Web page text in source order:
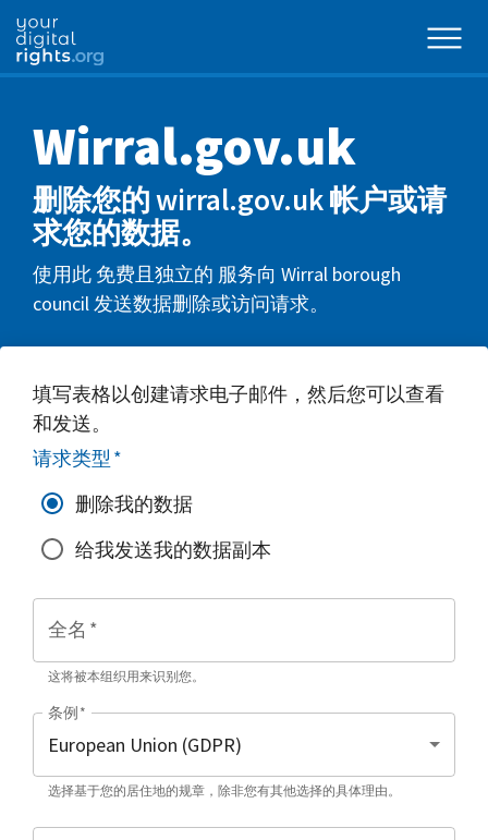
Wirral.gov.uk
删除您的 wirral.gov.uk 帐户或请
求您的数据。
使用此 免费且独立的 服务向 Wirral borough
council 发送数据删除或访问请求。
填写表格以创建请求电子邮件，然后您可以查看
和发送。
请求类型 *
删除我的数据
给我发送我的数据副本
全名 *
这将被本组织用来识别您。
条例 *
选择基于您的居住地的规章，除非您有其他选择的具体理由。